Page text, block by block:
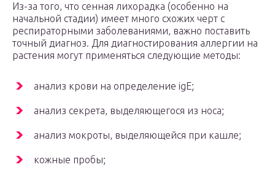
Из-за того, что сенная лихорадка (особенно на
начальной стадии) имеет много схожих черт с
респираторными заболеваниями, важно поставить
точный диагноз. Для диагностирования аллергии на
растения могут применяться следующие методы:
анализ крови на определение igE;
анализ секрета, выделяющегося из носа;
анализ мокроты, выделяющейся при кашле;
кожные пробы;